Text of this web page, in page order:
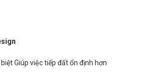
Giúp việc tiếp đất ổn định hơn